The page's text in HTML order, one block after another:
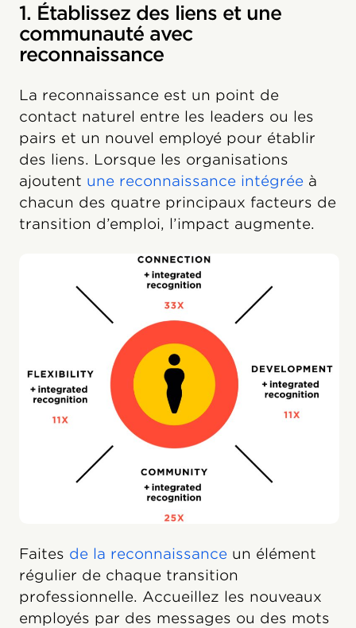
1. Établissez des liens et une
communauté avec
reconnaissance
La reconnaissance est un point de
contact naturel entre les leaders ou les
pairs et un nouvel employé pour établir
des liens. Lorsque les organisations
ajoutent une reconnaissance intégrée à
chacun des quatre principaux facteurs de
transition d’emploi, l’impact augmente.
Faites de la reconnaissance un élément
régulier de chaque transition
professionnelle. Accueillez les nouveaux
employés par des messages ou des mots